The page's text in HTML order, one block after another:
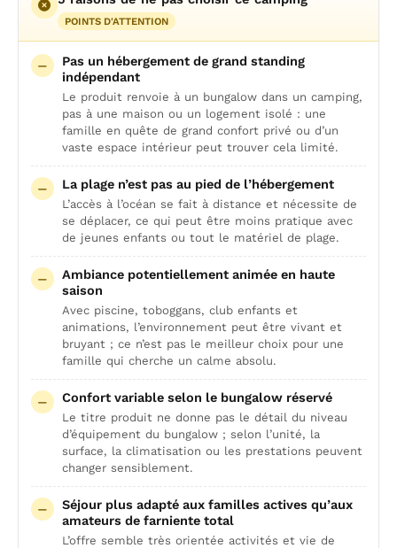
POINTS D'ATTENTION
Pas un hébergement de grand standing
indépendant
Le produit renvoie à un bungalow dans un camping,
pas à une maison ou un logement isolé : une
famille en quête de grand confort privé ou d’un
vaste espace intérieur peut trouver cela limité.
La plage n’est pas au pied de l’hébergement
L’accès à l’océan se fait à distance et nécessite de
se déplacer, ce qui peut être moins pratique avec
de jeunes enfants ou tout le matériel de plage.
Ambiance potentiellement animée en haute
saison
Avec piscine, toboggans, club enfants et
animations, l’environnement peut être vivant et
bruyant ; ce n’est pas le meilleur choix pour une
famille qui cherche un calme absolu.
Confort variable selon le bungalow réservé
Le titre produit ne donne pas le détail du niveau
d’équipement du bungalow ; selon l’unité, la
surface, la climatisation ou les prestations peuvent
changer sensiblement.
Séjour plus adapté aux familles actives qu’aux
amateurs de farniente total
L’offre semble très orientée activités et vie de